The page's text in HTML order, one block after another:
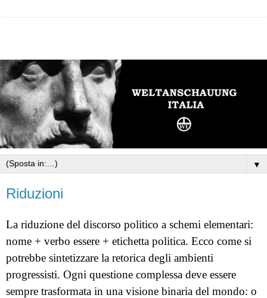
▼
Riduzioni
La riduzione del discorso politico a schemi elementari:
nome + verbo essere + etichetta politica. Ecco come si
potrebbe sintetizzare la retorica degli ambienti
progressisti. Ogni questione complessa deve essere
sempre trasformata in una visione binaria del mondo: o